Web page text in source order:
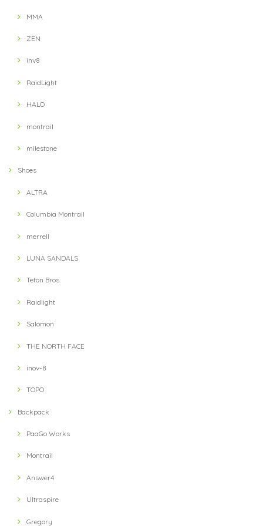
MMA
ZEN
inv8
RaidLight
HALO
montrail
milestone
Shoes
ALTRA
Columbia Montrail
merrell
LUNA SANDALS
Teton Bros.
Raidlight
Salomon
THE NORTH FACE
inov-8
TOPO
Backpack
PaaGo Works
Montrail
Answer4
Ultraspire
Gregory